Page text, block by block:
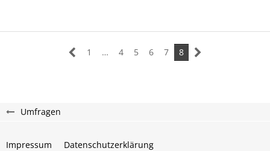
1 … 4 5 6 7 8
Umfragen
Impressum
Datenschutzerklärung